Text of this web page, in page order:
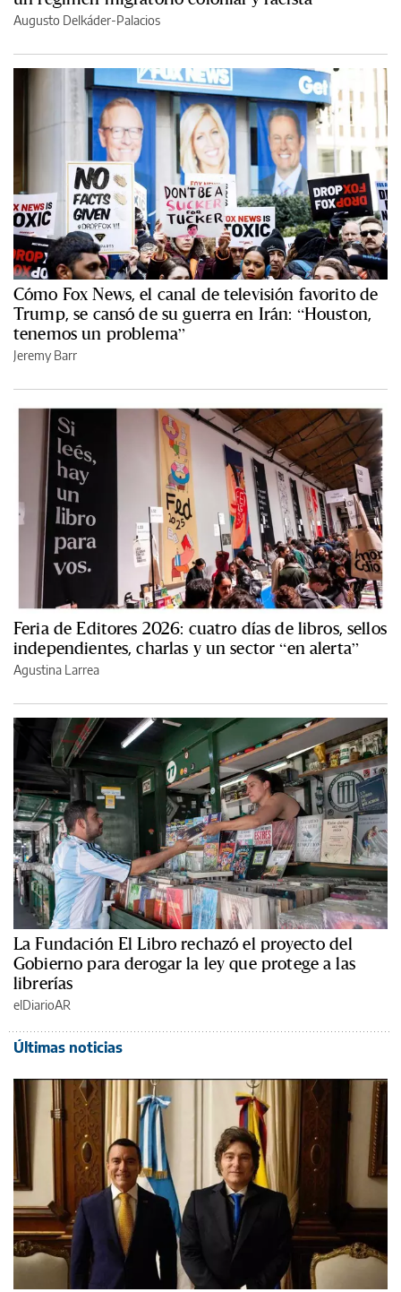
Augusto Delkáder-Palacios
Cómo Fox News, el canal de televisión favorito de
Trump, se cansó de su guerra en Irán: “Houston,
tenemos un problema”
Jeremy Barr
Feria de Editores 2026: cuatro días de libros, sellos
independientes, charlas y un sector “en alerta”
Agustina Larrea
La Fundación El Libro rechazó el proyecto del
Gobierno para derogar la ley que protege a las
librerías
elDiarioAR
Últimas noticias